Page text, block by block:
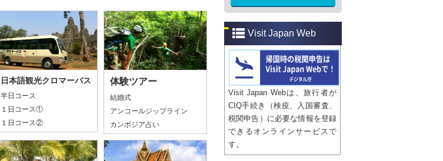
日本語観光クロマーバス
半日コース
１日コース①
１日コース②
体験ツアー
結婚式
アンコールジップライン
カンボジア占い
​​Visit Japan Web
Visit Japan Webは、旅行者が
CIQ手続き（検疫、入国審査、
税関申告）に必要な情報を登録
できるオンラインサービスで
す。